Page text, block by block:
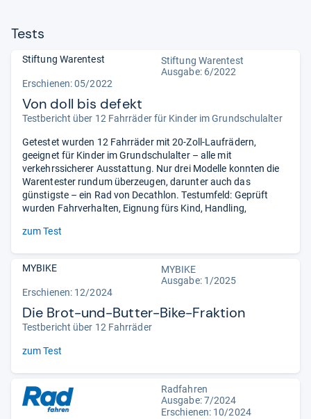
Tests
Stiftung Warentest
Stiftung Warentest
Ausgabe: 6/2022
Erschienen: 05/2022
Von doll bis defekt
Testbericht über 12 Fahrräder für Kinder im Grundschulalter
Getestet wurden 12 Fahrräder mit 20-Zoll-Laufrädern,
geeignet für Kinder im Grundschulalter – alle mit
verkehrssicherer Ausstattung. Nur drei Modelle konnten die
Warentester rundum überzeugen, darunter auch das
günstigste – ein Rad von Decathlon. Testumfeld: Geprüft
wurden Fahrverhalten, Eignung fürs Kind, Handling,
zum Test
MYBIKE
MYBIKE
Ausgabe: 1/2025
Erschienen: 12/2024
Die Brot-und-Butter-Bike-Fraktion
Testbericht über 12 Fahrräder
zum Test
Radfahren
Ausgabe: 7/2024
Erschienen: 10/2024